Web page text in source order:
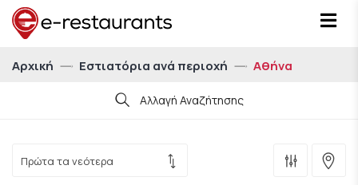
Αρχική Εστιατόρια ανά περιοχή Αθήνα
Ημ/νία
Αλλαγή Αναζήτησης